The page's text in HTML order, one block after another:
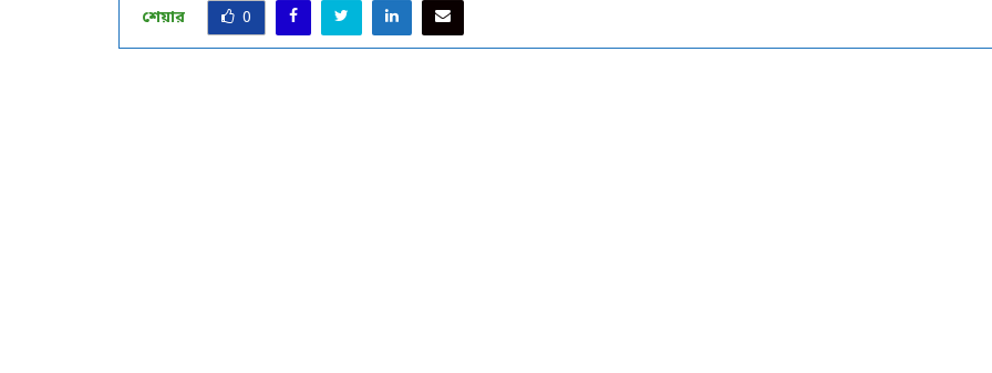
শেয়ার 0